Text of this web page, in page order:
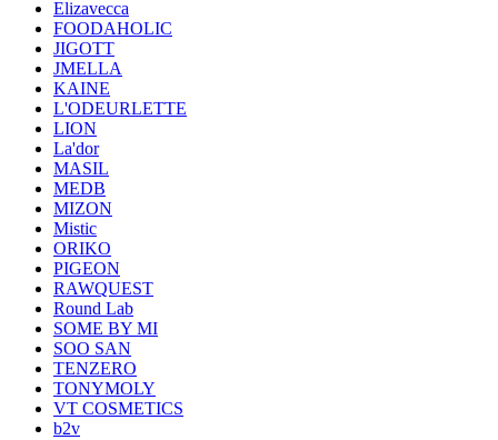
Elizavecca
FOODAHOLIC
JIGOTT
JMELLA
KAINE
L'ODEURLETTE
LION
La'dor
MASIL
MEDB
MIZON
Mistic
ORIKO
PIGEON
RAWQUEST
Round Lab
SOME BY MI
SOO SAN
TENZERO
TONYMOLY
VT COSMETICS
b2v